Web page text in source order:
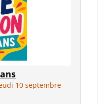
10 septembre